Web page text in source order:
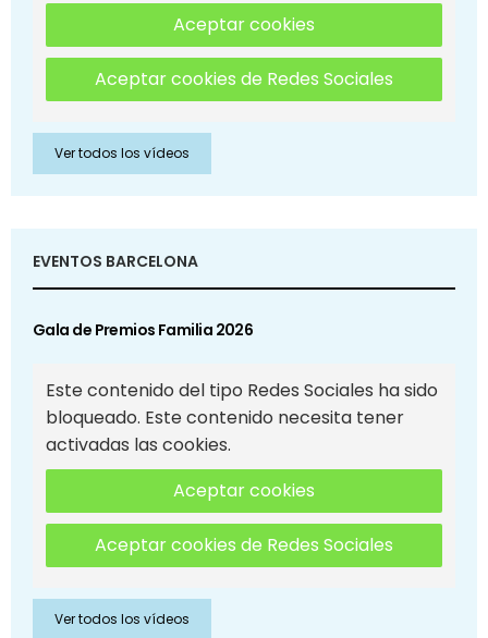
Aceptar cookies
Aceptar cookies de Redes Sociales
Ver todos los vídeos
EVENTOS BARCELONA
Gala de Premios Familia 2026
Este contenido del tipo Redes Sociales ha sido
bloqueado. Este contenido necesita tener
activadas las cookies.
Aceptar cookies
Aceptar cookies de Redes Sociales
Ver todos los vídeos